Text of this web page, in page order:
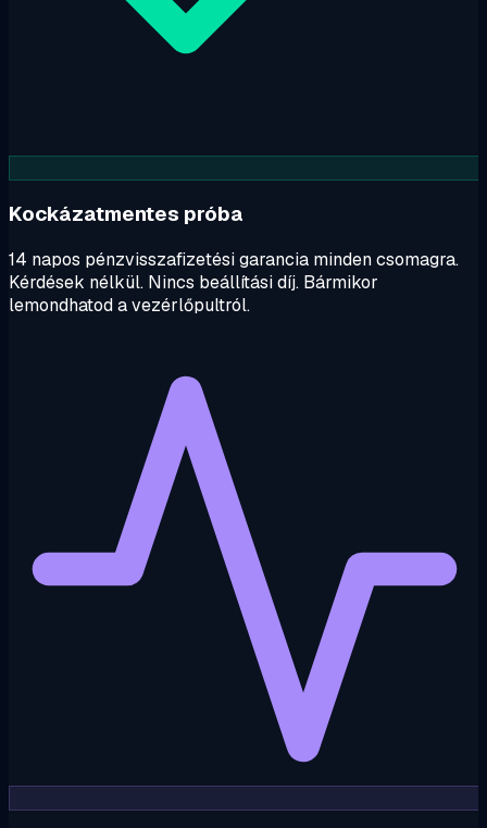
Kockázatmentes próba
14 napos pénzvisszafizetési garancia minden csomagra.
Kérdések nélkül. Nincs beállítási díj. Bármikor
lemondhatod a vezérlőpultról.